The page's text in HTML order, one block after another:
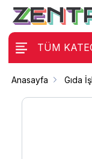
TÜM
Anasayfa Gıda